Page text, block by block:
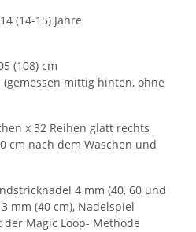
(14-15) Jahre
(108) cm
(gemessen mittig hinten, ohne
x 32 Reihen glatt rechts
cm nach dem Waschen und
4 mm (40, 60 und
mm (40 cm), Nadelspiel
Magic Loop- Methode